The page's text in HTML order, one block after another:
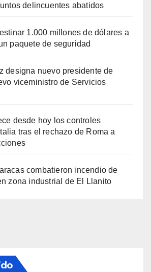
delincuentes abatidos
1.000 millones de dólares a
paquete de seguridad
designa nuevo presidente de
viceministro de Servicios
desde hoy los controles
tras el rechazo de Roma a
combatieron incendio de
zona industrial de El Llanito